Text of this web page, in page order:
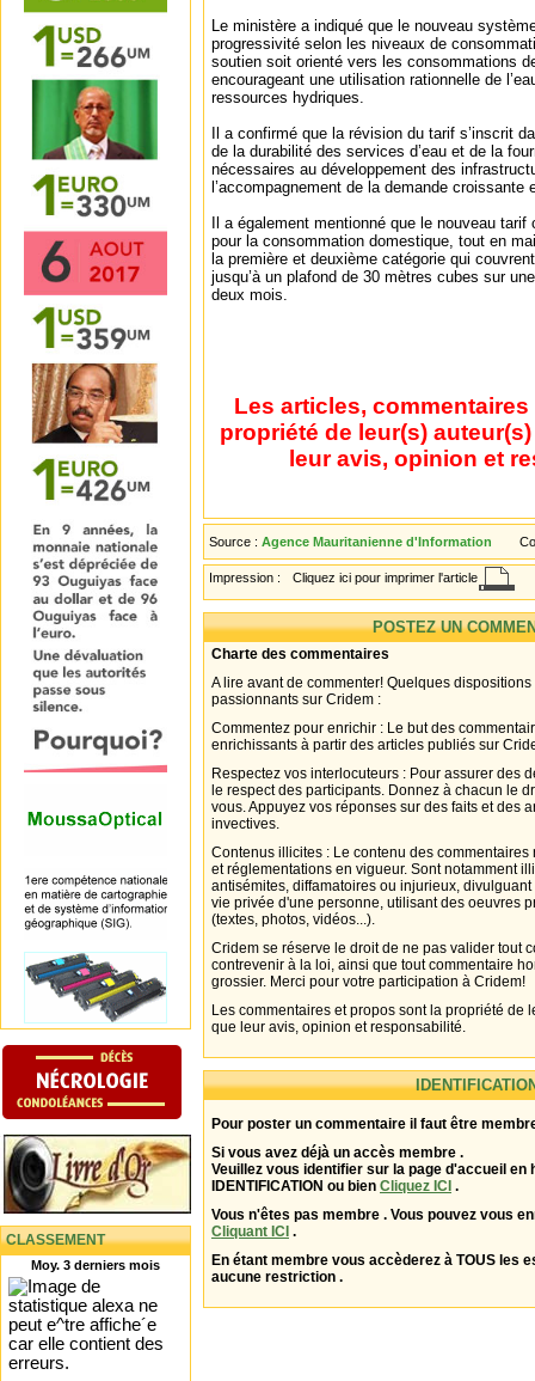
CLASSEMENT
Moy. 3 derniers mois
Le ministère a indiqué que le nouveau
progressivité selon les niveaux de
soutien soit orienté vers les consommations
encourageant une utilisation rationnelle de
ressources hydriques.
Il a confirmé que la révision du tarif s’inscrit
de la durabilité des services d’eau et de la
nécessaires au développement des
l’accompagnement de la demande croissante
Il a également mentionné que le nouveau
pour la consommation domestique, tout en
la première et deuxième catégorie qui
jusqu’à un plafond de 30 mètres cubes sur
deux mois.
Les articles,
propriété de leur(s)
leur avis, opinion et
Source : Agence Mauritanienne d'Information
Impression : Cliquez ici pour imprimer l'article
POSTEZ UN
Charte des commentaires
A lire avant de commenter! Quelques
passionnants sur Cridem :
Commentez pour enrichir : Le but des
enrichissants à partir des articles publiés sur
Respectez vos interlocuteurs : Pour assurer des
le respect des participants. Donnez à chacun le
vous. Appuyez vos réponses sur des faits et des
invectives.
Contenus illicites : Le contenu des
et réglementations en vigueur. Sont notamment
antisémites, diffamatoires ou injurieux,
vie privée d'une personne, utilisant des oeuvres
(textes, photos, vidéos...).
Cridem se réserve le droit de ne pas valider tout
contrevenir à la loi, ainsi que tout commentaire
grossier. Merci pour votre participation à Cridem!
Les commentaires et propos sont la propriété de
que leur avis, opinion et responsabilité.
Pour poster un commentaire il faut être
Si vous avez déjà un accès membre .
Veuillez vous identifier sur la page d'accueil en
IDENTIFICATION ou bien Cliquez ICI .
Vous n'êtes pas membre . Vous pouvez vous
Cliquant ICI .
En étant membre vous accèderez à TOUS les
aucune restriction .